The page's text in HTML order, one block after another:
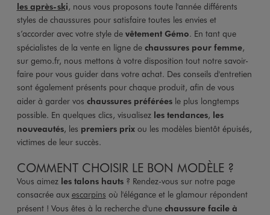
les après-ski, nous vous proposons toute l'année différents
styles de chaussures pour satisfaire toutes les envies et
s’accorder avec votre style de vêtement Gémo. En tant que
spécialistes de la vente en ligne de chaussures pour femme,
sur gemo.fr, nous mettons à votre disposition tout notre savoir-
faire pour vous guider dans votre achat. Des conseils d'entretien
sont également présents pour chaque produit, afin de vous
aider à garder vos chaussures préféréesle plus longtemps
possible. En quelques clics, visualisez les tendances, les
nouveautés, les premiers prixou les modèles bientôt épuisés,
victimes de leur succès.
COMMENT CHOISIR LE BON MODÈLE ?
Vous aimez les talons hauts? Rendez-vous sur notre page
consacrée aux escarpins où l'élégance et le glamour répondent
présent ! Vous êtes à la recherche d'une chaussure facile à